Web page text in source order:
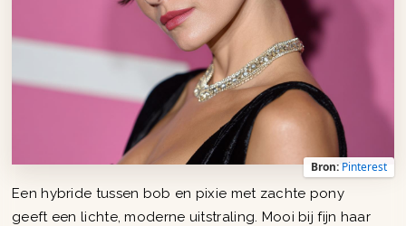
Bron: Pinterest
Een hybride tussen bob en pixie met zachte pony
geeft een lichte, moderne uitstraling. Mooi bij fijn haar